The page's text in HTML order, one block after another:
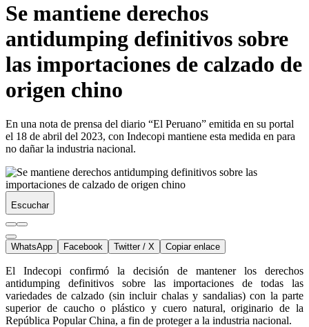
Se mantiene derechos
antidumping definitivos sobre
las importaciones de calzado de
origen chino
En una nota de prensa del diario “El Peruano” emitida en su portal
el 18 de abril del 2023, con Indecopi mantiene esta medida en para
no dañar la industria nacional.
Escuchar
WhatsApp Facebook Twitter / X Copiar enlace
El Indecopi confirmó la decisión de mantener los derechos
antidumping definitivos sobre las importaciones de todas las
variedades de calzado (sin incluir chalas y sandalias) con la parte
superior de caucho o plástico y cuero natural, originario de la
República Popular China, a fin de proteger a la industria nacional.